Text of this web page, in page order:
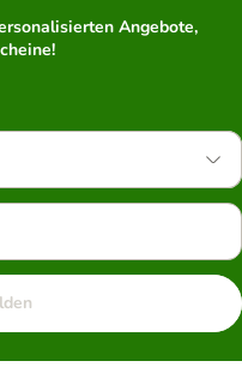
Angebote,